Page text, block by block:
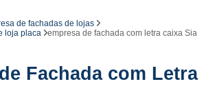
de fachadas de lojas
loja placa
empresa de fachada com letra caixa Sia
Fachada com Letra